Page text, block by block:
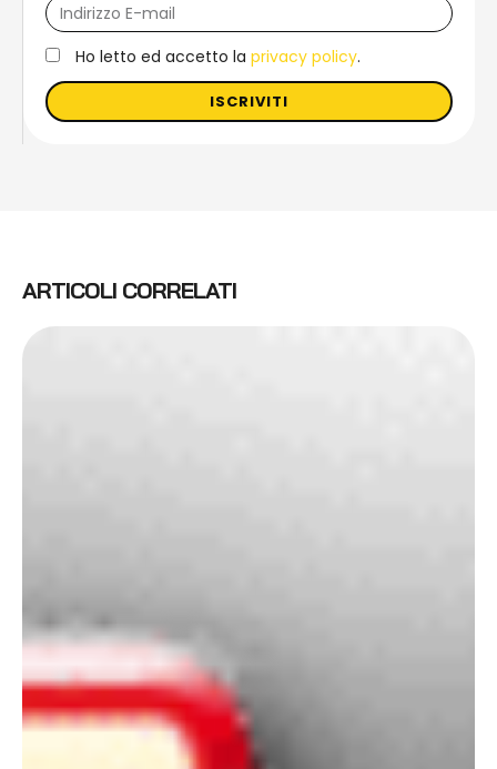
Ho letto ed accetto la privacy policy.
ISCRIVITI
ARTICOLI CORRELATI